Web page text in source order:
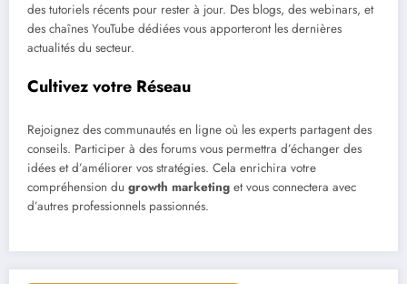
des tutoriels récents pour rester à jour. Des blogs, des webinars, et
des chaînes YouTube dédiées vous apporteront les dernières
actualités du secteur.
Cultivez votre Réseau
Rejoignez des communautés en ligne où les experts partagent des
conseils. Participer à des forums vous permettra d’échanger des
idées et d’améliorer vos stratégies. Cela enrichira votre
compréhension du growth marketing et vous connectera avec
d’autres professionnels passionnés.